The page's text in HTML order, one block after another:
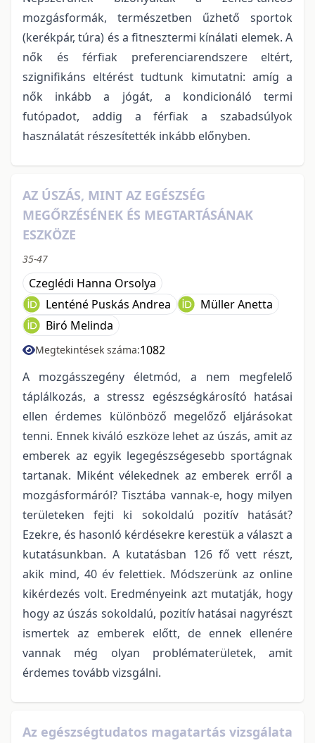
mozgásformák, természetben űzhető sportok
(kerékpár, túra) és a fitnesztermi kínálati elemek. A
nők és férfiak preferenciarendszere eltért,
szignifikáns eltérést tudtunk kimutatni: amíg a
nők inkább a jógát, a kondicionáló termi
futópadot, addig a férfiak a szabadsúlyok
használatát részesítették inkább előnyben.
AZ ÚSZÁS, MINT AZ EGÉSZSÉG
MEGŐRZÉSÉNEK ÉS MEGTARTÁSÁNAK
ESZKÖZE
35-47
Czeglédi Hanna Orsolya
Lenténé Puskás Andrea
Müller Anetta
Biró Melinda
Megtekintések száma:1082
A mozgásszegény életmód, a nem megfelelő
táplálkozás, a stressz egészségkárosító hatásai
ellen érdemes különböző megelőző eljárásokat
tenni. Ennek kiváló eszköze lehet az úszás, amit az
emberek az egyik legegészségesebb sportágnak
tartanak. Miként vélekednek az emberek erről a
mozgásformáról? Tisztába vannak-e, hogy milyen
területeken fejti ki sokoldalú pozitív hatását?
Ezekre, és hasonló kérdésekre kerestük a választ a
kutatásunkban. A kutatásban 126 fő vett részt,
akik mind, 40 év felettiek. Módszerünk az online
kikérdezés volt. Eredményeink azt mutatják, hogy
hogy az úszás sokoldalú, pozitív hatásai nagyrészt
ismertek az emberek előtt, de ennek ellenére
vannak még olyan problématerületek, amit
érdemes tovább vizsgálni.
Az egészségtudatos magatartás vizsgálata